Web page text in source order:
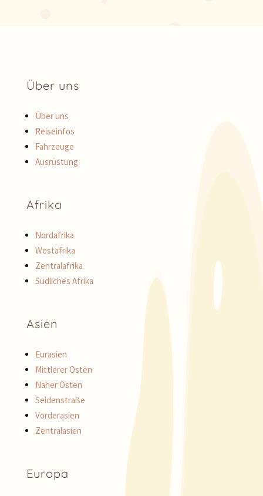
Über uns
Über uns
Reiseinfos
Fahrzeuge
Ausrüstung
Afrika
Nordafrika
Westafrika
Zentralafrika
Südliches Afrika
Asien
Eurasien
Mittlerer Osten
Naher Osten
Seidenstraße
Vorderasien
Zentralasien
Europa